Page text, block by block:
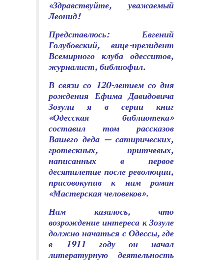
«Здравствуйте, уважаемый
Леонид!
Представлюсь: Евгений
Голубовский, вице-президент
Всемирного клуба одесситов,
журналист, библиофил.
В связи со 120-летием со дня
рождения Ефима Давидовича
Зозули я в серии книг
«Одесская библиотека»
составил том рассказов
Вашего деда — сатирических,
гротескных, притчевых,
написанных в первое
десятилетие после революции,
присовокупив к ним роман
«Мастерская человеков».
Нам казалось, что
возрождение интереса к Зозуле
должно начаться с Одессы, где
в 1911 году он начал
литературную деятельность